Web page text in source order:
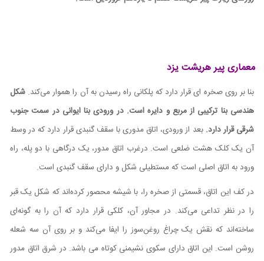
معماری پیر هریشت یزد
بنا بر روی صخره ای قرار دارد که پلکانی راه رسیدن به آن را هموار می‌کند. شکل
هندسی بنا ترکیبی از مربع و دایره است. در ورودی بنا ایوانی در سمت جنوب
شرقی قرار دارد. بعد از ورودی، اتاق مدوری با سقف گنبدی قرار دارد که در وسط
آن یک کلک هشت ضلعی است. درغرب اتاق مدور، یک درگاهی با دو پله، راه
ورود به اتاق اصلی است که مستطیلی شکل و دارای سقف گنبدی است.
در کف این اتاق، قسمتی از صخره را، با شیشه محصور کرده‌اند که شکل یک قبر
را در نظر تداعی می‌کند. در مجاور آن، کلکی قرار دارد که آن را به گونه‌ای
ساخته‌اند که نقش یک چراغ روغن‌سوز را ایفا می‌کند و بر روی آن سه شعله
روشن است. این اتاق دارای سکوی نشیمنی کوتاه می باشد. در شرق اتاق مدور